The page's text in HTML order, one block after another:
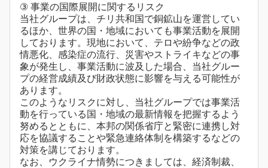
③ 事業の国際展開に関するリスク
当社グループは、チリ共和国で銅鉱山を運営してい
るほか、世界の国・地域においても事業活動を展開
しております。現地において、テロや紛争などの政
情悪化、感染症の流行、災害やストライキなどの事
象が発生し、事業活動に波及した場合、当社グルー
プの経営成績及び財政状態に影響を与える可能性が
あります。
このようなリスクに対し、当社グループでは事業活
動を行っている国・地域の最新情報を把握するよう
努めるとともに、本邦の関係省庁と緊密に連携し対
応を協議することや緊急連絡体制を構築するなどの
対策を講じております。
なお、ウクライナ情勢につきましては、経済制裁、